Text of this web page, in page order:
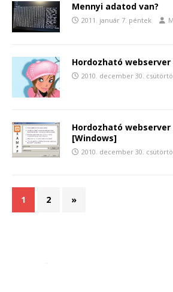
Mennyi adatod van?
2011. január 7. péntek
Hordozható
2010. december 30.
Hordozható webserver
[Windows]
2010. december 30.
1 2 »